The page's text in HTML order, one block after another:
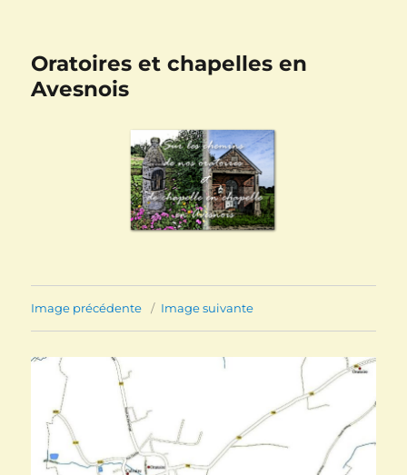
Oratoires et chapelles en
Avesnois
Image précédente Image suivante